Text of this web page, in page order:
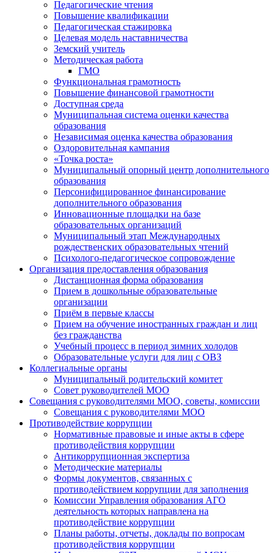
Педагогические чтения
Повышение квалификации
Педагогическая стажировка
Целевая модель наставничества
Земский учитель
Методическая работа
ГМО
Функциональная грамотность
Повышение финансовой грамотности
Доступная среда
Муниципальная система оценки качества
образования
Независимая оценка качества образования
Оздоровительная кампания
«Точка роста»
Муниципальный опорный центр дополнительного
образования
Персонифицированное финансирование
дополнительного образования
Инновационные площадки на базе
образовательных организаций
Муниципальный этап Международных
рождественских образовательных чтений
Психолого-педагогическое сопровождение
Организация предоставления образования
Дистанционная форма образования
Прием в дошкольные образовательные
организации
Приём в первые классы
Прием на обучение иностранных граждан и лиц
без гражданства
Учебный процесс в период зимних холодов
Образовательные услуги для лиц с ОВЗ
Коллегиальные органы
Муниципальный родительский комитет
Совет руководителей МОО
Совещания с руководителями МОО, советы, комиссии
Совещания с руководителями МОО
Противодействие коррупции
Нормативные правовые и иные акты в сфере
противодействия коррупции
Антикоррупционная экспертиза
Методические материалы
Формы документов, связанных с
противодействием коррупции для заполнения
Комиссии Управления образования АГО
деятельность которых направлена на
противодействие коррупции
Планы работы, отчеты, доклады по вопросам
противодействия коррупции